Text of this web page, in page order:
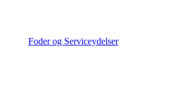
Foder og Serviceydelser